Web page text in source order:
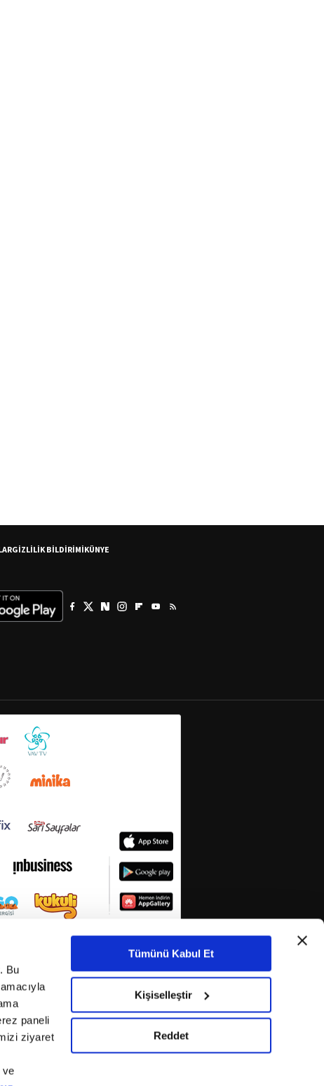
Bu
paneli
ziyaret
ve
Tümünü Kabul Et
Kişiselleştir
Reddet
GİZLİLİK BİLDİRİMİKÜNYE